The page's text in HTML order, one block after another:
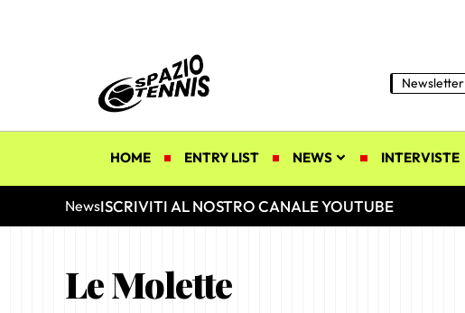
Newsletter
HOME ENTRY LIST NEWS INTERVISTE
NewsISCRIVITI AL NOSTRO CANALE YOUTUBE
Le Molette